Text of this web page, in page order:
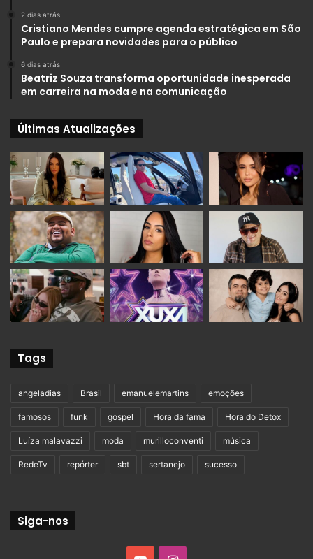
2 dias atrás
Cristiano Mendes cumpre agenda estratégica em São
Paulo e prepara novidades para o público
6 dias atrás
Beatriz Souza transforma oportunidade inesperada
em carreira na moda e na comunicação
Últimas Atualizações
Tags
angeladias Brasil emanuelemartins emoções
famosos funk gospel Hora da fama Hora do Detox
Luíza malavazzi moda murilloconventi música
RedeTv repórter sbt sertanejo sucesso
Siga-nos